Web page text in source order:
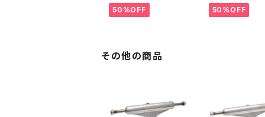
50%OFF 50%OFF
その他の商品